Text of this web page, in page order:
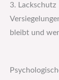
3. Lackschutz
bleibt und